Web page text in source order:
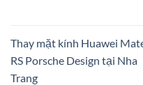
Thay mặt kính Huawei
RS Porsche Design tại Nha
Trang